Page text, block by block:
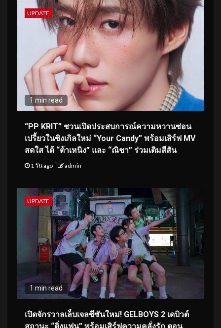
UPDATE
1 min read
“PP KRIT” ชวนเปิดประสบการณ์ความหวานซ่อน
เปรี้ยวในซิงเกิลใหม่ “Your Candy” พร้อมเสิร์ฟ MV
สดใส ได้ “ต้าเหนิง” และ “ณิชา” ร่วมเติมสีสัน
1 วัน ago admin
UPDATE
1 min read
เปิดจักรวาลเล็บเจลซีซันใหม่! GELBOYS 2 เดบิวต์